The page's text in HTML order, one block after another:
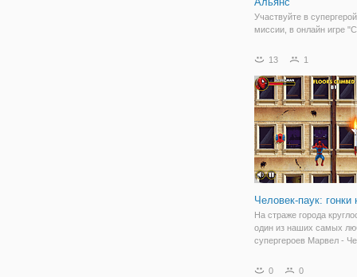
Участвуйте в
миссии, в онлайн игре
увлекательная аркада, в
мультсериала "Финес и
спасении мира. На
вы
13 1
Человек-паук: гонки
На страже города
один из наших самых
супергероев Марвел -
опасность от
0 0